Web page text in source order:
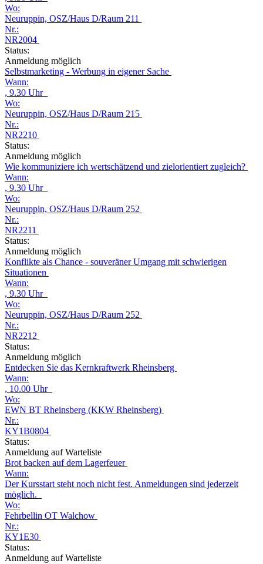
Wo:
Neuruppin, OSZ/Haus D/Raum 211
Nr.:
NR2004
Status:
Anmeldung möglich
Selbstmarketing - Werbung in eigener Sache
Wann:
, 9.30 Uhr
Wo:
Neuruppin, OSZ/Haus D/Raum 215
Nr.:
NR2210
Status:
Anmeldung möglich
Wie kommuniziere ich wertschätzend und zielorientiert zugleich?
Wann:
, 9.30 Uhr
Wo:
Neuruppin, OSZ/Haus D/Raum 252
Nr.:
NR2211
Status:
Anmeldung möglich
Konflikte als Chance - souveräner Umgang mit schwierigen
Situationen
Wann:
, 9.30 Uhr
Wo:
Neuruppin, OSZ/Haus D/Raum 252
Nr.:
NR2212
Status:
Anmeldung möglich
Entdecken Sie das Kernkraftwerk Rheinsberg
Wann:
, 10.00 Uhr
Wo:
EWN BT Rheinsberg (KKW Rheinsberg)
Nr.:
KY1B0804
Status:
Anmeldung auf Warteliste
Brot backen auf dem Lagerfeuer
Wann:
Der Kursstart steht noch nicht fest. Anmeldungen sind jederzeit
möglich.
Wo:
Fehrbellin OT Walchow
Nr.:
KY1E30
Status:
Anmeldung auf Warteliste